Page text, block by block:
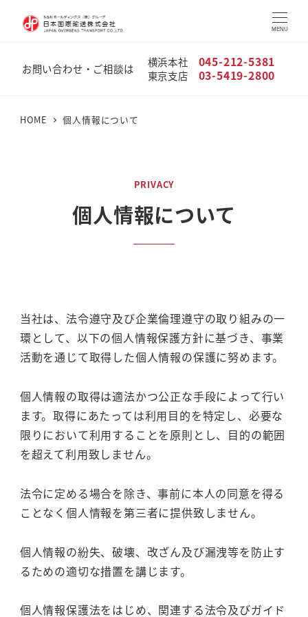
MENU
お問い合わせ・ご相談は 横浜本社 045-212-5381
東京支店 03-5419-2800
HOME 個人情報について
PRIVACY
個人情報について
当社は、法令遵守及び企業倫理遵守の取り組みの一
環として、以下の個人情報保護方針に基づき、事業
活動を通じて取得した個人情報の保護に努めます。
個人情報の取得は適法かつ公正な手段によって行い
ます。取得にあたっては利用目的を特定し、必要な
限りにおいて利用することを原則とし、目的の範囲
を超えて利用致しません。
法令に定める場合を除き、事前に本人の同意を得る
ことなく個人情報を第三者に提供致しません。
個人情報の紛失、破壊、改ざん及び漏洩等を防止す
るための適切な措置を講じます。
個人情報保護法をはじめ、関連する法令及びガイド